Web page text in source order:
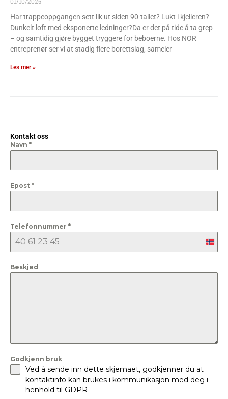
Har trappeoppgangen sett lik ut siden 90-tallet? Lukt i kjelleren?
Dunkelt loft med eksponerte ledninger?Da er det på tide å ta grep
– og samtidig gjøre bygget tryggere for beboerne. Hos NOR
entreprenør ser vi at stadig flere borettslag, sameier
Les mer »
Kontakt oss
Navn *
Epost *
Telefonnummer *
Beskjed
Godkjenn bruk
Ved å sende inn dette skjemaet, godkjenner du at
kontaktinfo kan brukes i kommunikasjon med deg i
henhold til GDPR